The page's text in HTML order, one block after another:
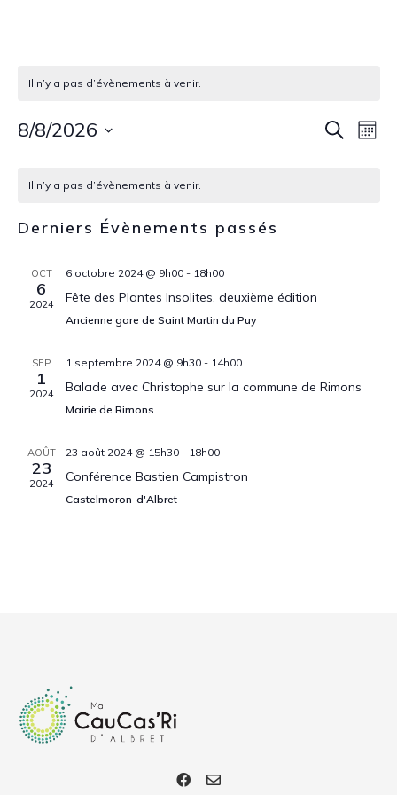
Il n’y a pas d’évènements à venir.
Recherche
Mois
8/8/2026
date.
Calendrier
de
Évènements
Il n’y a pas d’évènements à venir.
Derniers Évènements passés
OCT
6
2024
6 octobre 2024 @ 9h00- 18h00
Fête des Plantes Insolites, deuxième édition
Ancienne gare de Saint Martin du Puy
SEP
1
2024
1 septembre 2024 @ 9h30- 14h00
Balade avec Christophe sur la commune de Rimons
Mairie de Rimons
AOÛT
23
2024
23 août 2024 @ 15h30- 18h00
Conférence Bastien Campistron
Castelmoron-d'Albret